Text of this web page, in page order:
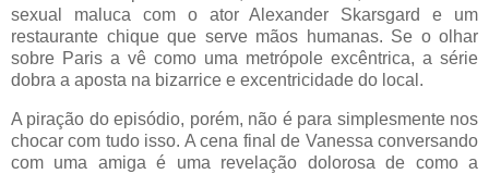
sexual maluca com o ator Alexander Skarsgard e um
restaurante chique que serve mãos humanas. Se o olhar
sobre Paris a vê como uma metrópole excêntrica, a série
dobra a aposta na bizarrice e excentricidade do local.
A piração do episódio, porém, não é para simplesmente nos
chocar com tudo isso. A cena final de Vanessa conversando
com uma amiga é uma revelação dolorosa de como a